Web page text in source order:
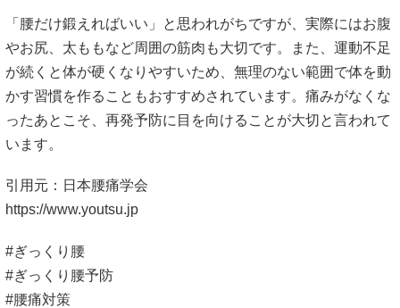
「腰だけ鍛えればいい」と思われがちですが、実際にはお腹
やお尻、太ももなど周囲の筋肉も大切です。また、運動不足
が続くと体が硬くなりやすいため、無理のない範囲で体を動
かす習慣を作ることもおすすめされています。痛みがなくな
ったあとこそ、再発予防に目を向けることが大切と言われて
います。
引用元：日本腰痛学会
https://www.youtsu.jp
#ぎっくり腰
#ぎっくり腰予防
#腰痛対策